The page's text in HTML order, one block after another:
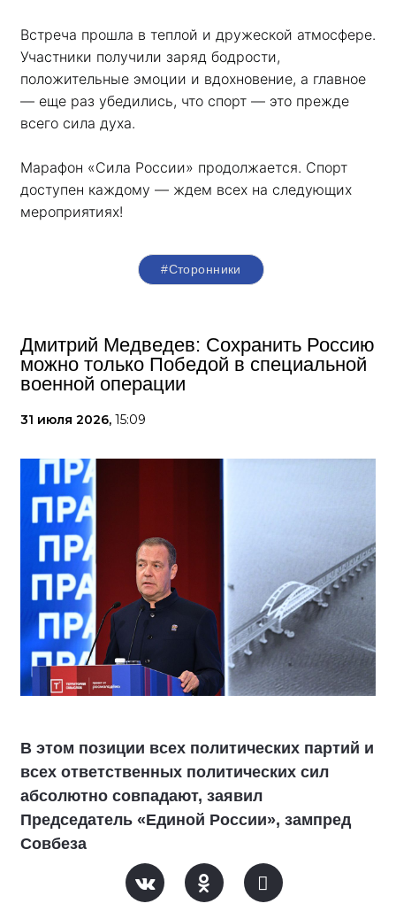
Встреча прошла в теплой и дружеской атмосфере.
Участники получили заряд бодрости,
положительные эмоции и вдохновение, а главное
— еще раз убедились, что спорт — это прежде
всего сила духа.
Марафон «Сила России» продолжается. Спорт
доступен каждому — ждем всех на следующих
мероприятиях!
#Сторонники
Дмитрий Медведев: Сохранить Россию
можно только Победой в специальной
военной операции
31 июля 2026, 15:09
В этом позиции всех политических партий и
всех ответственных политических сил
абсолютно совпадают, заявил
Председатель «Единой России», зампред
Совбеза